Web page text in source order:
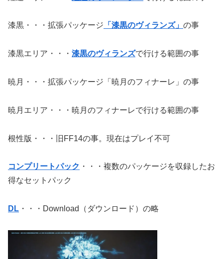
漆黒・・・拡張パッケージ 「漆黒のヴィランズ」 の事
漆黒エリア・・・ 漆黒のヴィランズで行ける範囲の事
暁月・・・拡張パッケージ「暁月のフィナーレ」の事
暁月エリア・・・暁月のフィナーレで行ける範囲の事
根性版・・・旧FF14の事。現在はプレイ不可
コンプリートパック ・・・複数のパッケージを収録したお
得なセットパック
DL ・・・Download（ダウンロード）の略